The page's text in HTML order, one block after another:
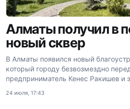
Алматы получил в
новый сквер
В Алматы появился новый
который городу безвозмездно
предприниматель Кенес Ракишев и
24 июля, 17:43